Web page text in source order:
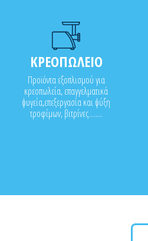
ΚΡΕΟΠΩΛΕΙΟ
Προϊόντα εξοπλισμού για
κρεοπωλεία, επαγγελματικά
ψυγεία,επεξεργασία και ψύξη
τροφίμων, βιτρίνες........